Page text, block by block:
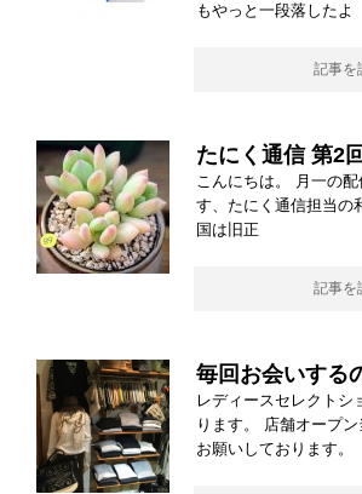
もやっと一段落したよ
記事を
たにく通信 第2回
こんにちは。 月一の
す、たにく通信担当の
国は旧正
記事を
毎回お会いする
レディースセレクトシ
ります。 店舗オープ
お願いしております。